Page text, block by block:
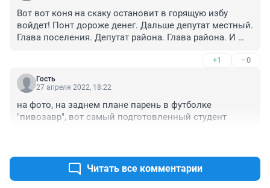
Вот вот коня на скаку остановит в горящую избу
войдет! Понт дороже денег. Дальше депутат местный.
Глава поселения. Депутат района. Глава района. И
сейчас будет менять? Сцепку с прицепом делать? Это
все ручками делаеться.
+1 –0
Гость
27 апреля 2022, 18:22
на фото, на заднем плане парень в футболке
"пивозавр", вот самый подготовленный студент
Читать все комментарии